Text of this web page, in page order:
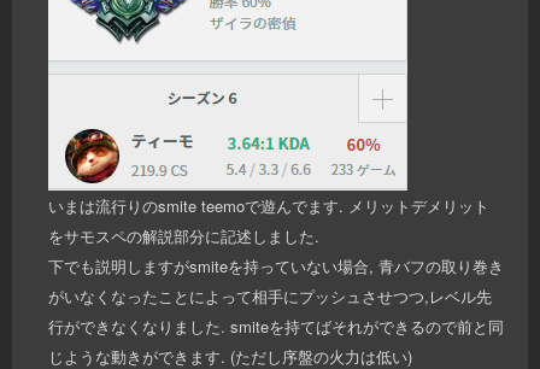
いまは流行りのsmite teemoで遊んでます. メリットデメリット
をサモスペの解説部分に記述しました.
下でも説明しますがsmiteを持っていない場合, 青バフの取り巻き
がいなくなったことによって相手にプッシュさせつつ,レベル先
行ができなくなりました. smiteを持てばそれができるので前と同
じような動きができます. (ただし序盤の火力は低い)